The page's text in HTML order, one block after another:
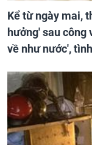
Kể từ ngày mai,
hưởng' sau
về như nước',